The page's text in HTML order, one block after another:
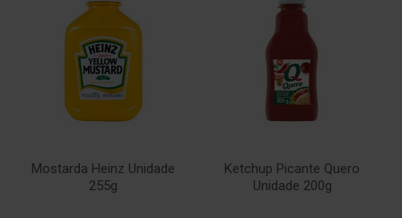
Mostarda Heinz Unidade
255g
Ketchup Picante Quero
Unidade 200g